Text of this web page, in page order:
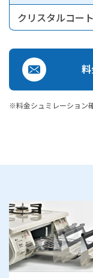
クリスタルコー
※料金シュミレーション